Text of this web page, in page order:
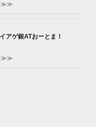
アゲ銀ATおーとま！